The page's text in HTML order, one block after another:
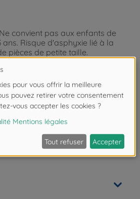
Ne convient pas aux enfants de
ans. Risque d'asphyxie lié à la
pièces de petite taille.